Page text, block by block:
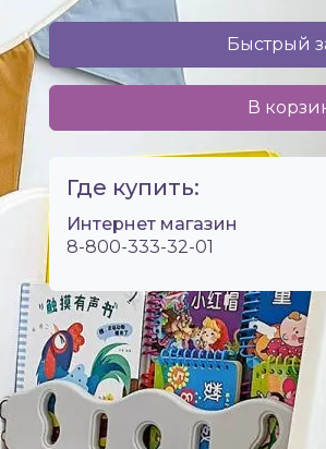
Быстрый
В
Где купить:
Интернет магазин
8-800-333-32-01